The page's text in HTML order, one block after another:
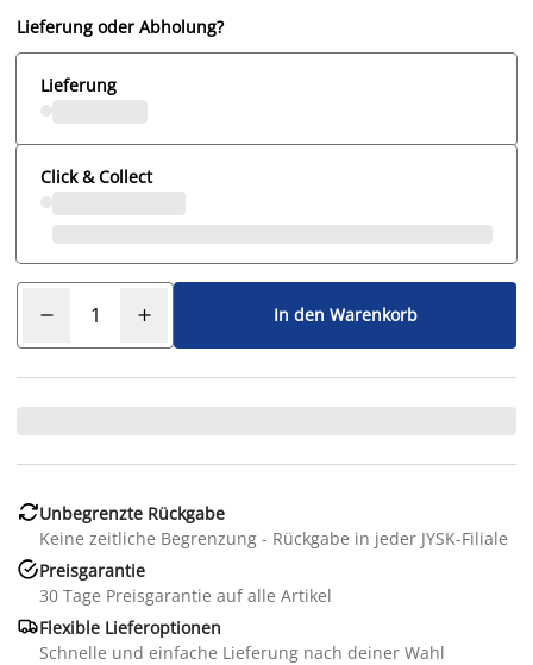
Lieferung oder Abholung?
Lieferung
Click & Collect
In den Warenkorb
Unbegrenzte Rückgabe
Keine zeitliche Begrenzung - Rückgabe in jeder JYSK-Filiale
Preisgarantie
30 Tage Preisgarantie auf alle Artikel
Flexible Lieferoptionen
Schnelle und einfache Lieferung nach deiner Wahl